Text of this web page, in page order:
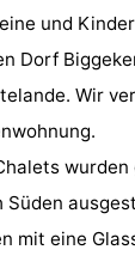
und
Dorf
Wir
Süden
mit eine